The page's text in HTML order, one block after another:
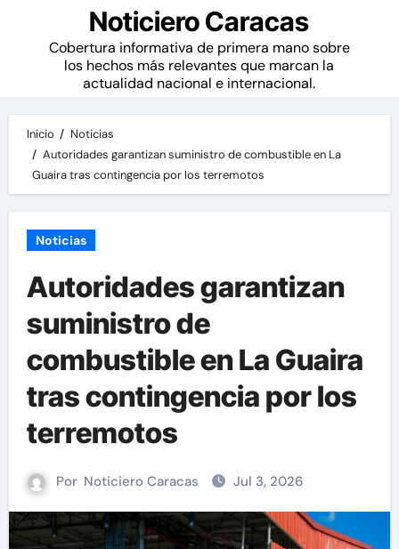
Noticiero Caracas
Cobertura informativa de primera mano sobre
los hechos más relevantes que marcan la
actualidad nacional e internacional.
Inicio
Noticias
Autoridades garantizan suministro de combustible en La
Guaira tras contingencia por los terremotos
Noticias
Autoridades garantizan
suministro de
combustible en La Guaira
tras contingencia por los
terremotos
Por Noticiero Caracas Jul 3, 2026